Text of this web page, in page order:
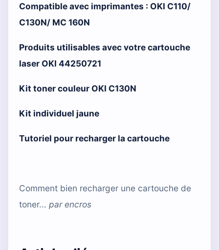
Compatible avec imprimantes : OKI C110/
C130N/ MC 160N
Produits utilisables avec votre cartouche
laser OKI 44250721
Kit toner couleur OKI C130N
Kit individuel jaune
Tutoriel pour recharger la cartouche
Comment bien recharger une cartouche de
toner... parencros